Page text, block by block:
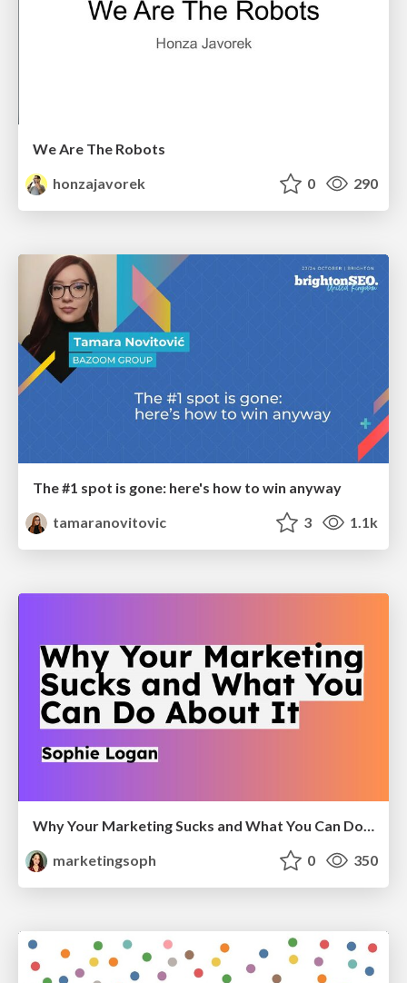
We Are The Robots
honzajavorek
0 290
The #1 spot is gone: here's how to win anyway
tamaranovitovic
3 1.1k
Why Your Marketing Sucks and What You Can Do About It - Sophie Logan
marketingsoph
0 350